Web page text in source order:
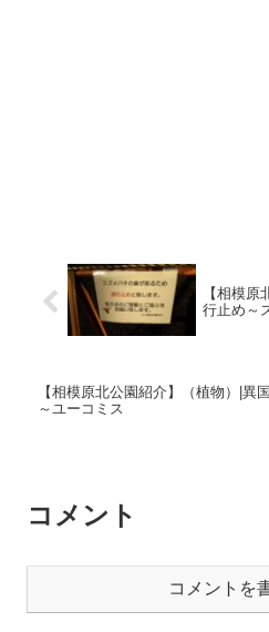
【相模
行止め～
【相模原北公園紹介】（植物）|異
～ユーコミス
コメント
コメントを